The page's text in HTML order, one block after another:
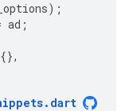
_options);
ad ;
{},
. dart